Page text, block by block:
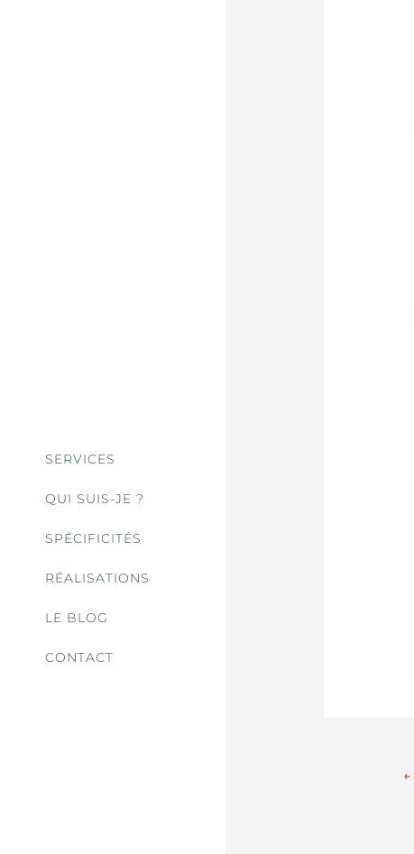
SERVICES
QUI SUIS-JE ?
SPÉCIFICITÉS
RÉALISATIONS
LE BLOG
CONTACT
←